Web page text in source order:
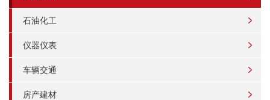
石油化工
仪器仪表
车辆交通
房产建材